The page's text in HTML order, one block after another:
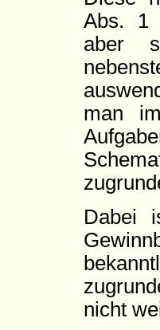
Abs. 1
aber
man
Dabei
nicht